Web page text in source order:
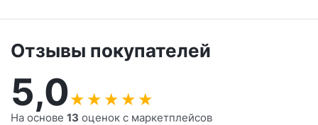
Отзывы покупателей
5,0★ ★ ★ ★ ★
На основе 13 оценок с маркетплейсов